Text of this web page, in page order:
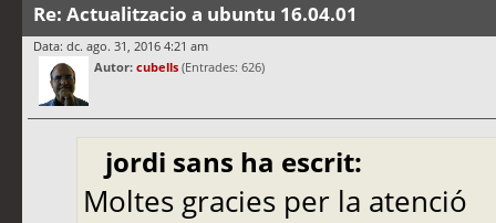
Re: Actualitzacio a ubuntu 16.04.01
Data: dc. ago. 31, 2016 4:21 am
Autor: cubells (Entrades: 626)
jordi sans ha escrit:
Moltes gracies per la atenció